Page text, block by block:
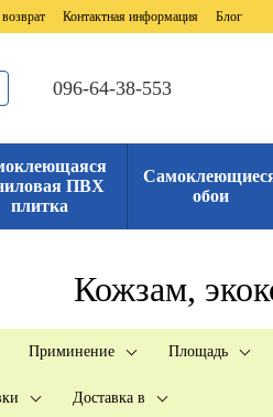
Контактная информация Блог
096-64-38-553
ПВХ
плитка
обои
Кожзам,
Приминение Площадь
Доставка в